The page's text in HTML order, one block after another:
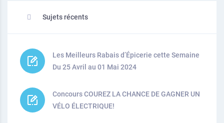
Sujets récents
Les Meilleurs Rabais d’Épicerie cette Semaine
Du 25 Avril au 01 Mai 2024
Concours COUREZ LA CHANCE DE GAGNER UN
VÉLO ÉLECTRIQUE!